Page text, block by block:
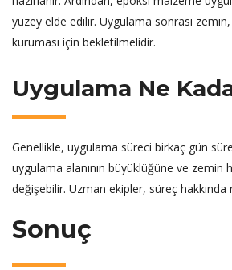
yüzey elde edilir. Uygulama sonrası
kuruması için bekletilmelidir.
Uygulama Ne
Genellikle, uygulama süreci birkaç gün
uygulama alanının büyüklüğüne ve zemin
değişebilir. Uzman ekipler, süreç hakkında
Sonuç